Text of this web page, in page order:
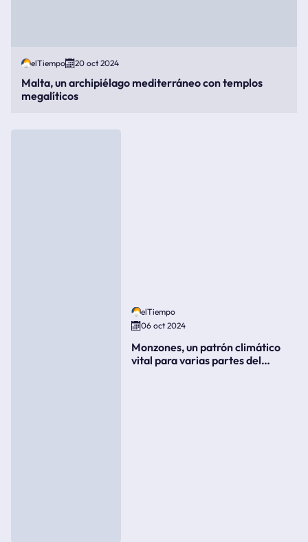
elTiempo 20 oct 2024
Malta, un archipiélago mediterráneo con templos
megalíticos
elTiempo
06 oct 2024
Monzones, un patrón climático
vital para varias partes del